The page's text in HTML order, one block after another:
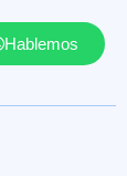
Hablemos